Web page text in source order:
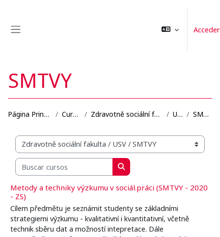
Acceder
SMTVY
Página Principal Cursos Zdravotně sociální fakulta USV SMTVY
Categorías
Buscar cursos
Buscar cursos
Metody a techniky výzkumu v sociál.práci (SMTVY - 2020
- ZS)
Cílem předmětu je seznámit studenty se základními
strategiemi výzkumu - kvalitativní i kvantitativní, včetně
technik sběru dat a možností intepretace. Dále